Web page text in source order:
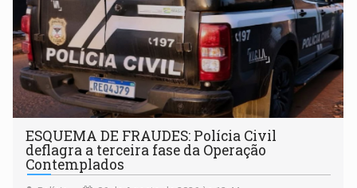
ESQUEMA DE FRAUDES: Polícia Civil
deflagra a terceira fase da Operação
Contemplados